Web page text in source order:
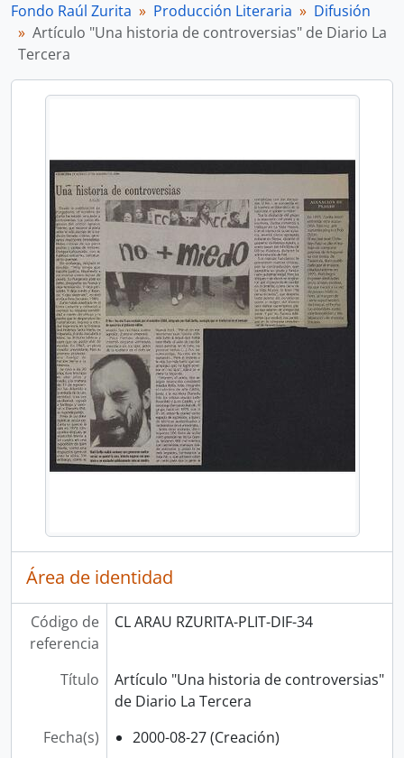
Fondo Raúl Zurita Producción Literaria
Difusión
Artículo "Una historia de controversias" de Diario La
Tercera
Área de identidad
Código de
referencia
CL ARAU RZURITA-PLIT-DIF-34
Título
Artículo "Una historia de controversias"
de Diario La Tercera
Fecha(s)
2000-08-27 (Creación)